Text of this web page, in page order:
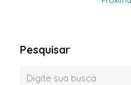
Pesquisar